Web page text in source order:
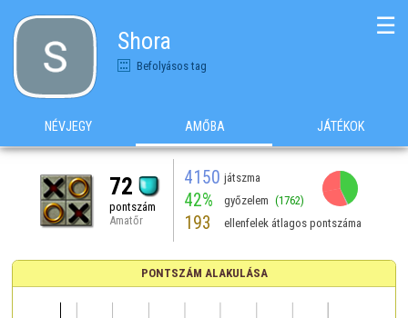
Shora
Befolyásos tag
☰
NÉVJEGY AMŐBA JÁTÉKOK
72
pontszám
Amatőr
4150 játszma
42% győzelem (1762)
193 ellenfelek átlagos pontszáma
PONTSZÁM ALAKULÁSA